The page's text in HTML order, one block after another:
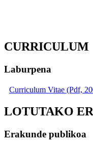
CURRICULUM
Laburpena
Curriculum Vitae (Pdf,
LOTUTAKO
Erakunde publikoa